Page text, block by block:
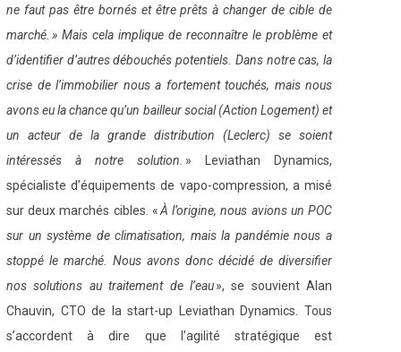
ne faut pas être bornés et être prêts à changer de cible de
marché. » Mais cela implique de reconnaître le problème et
d’identifier d’autres débouchés potentiels. Dans notre cas, la
crise de l’immobilier nous a fortement touchés, mais nous
avons eu la chance qu’un bailleur social (Action Logement) et
un acteur de la grande distribution (Leclerc) se soient
intéressés à notre solution. » Leviathan Dynamics,
spécialiste d’équipements de vapo-compression, a misé
sur deux marchés cibles. «À l’origine, nous avions un POC
sur un système de climatisation, mais la pandémie nous a
stoppé le marché. Nous avons donc décidé de diversifier
nos solutions au traitement de l’eau», se souvient Alan
Chauvin, CTO de la start-up Leviathan Dynamics. Tous
s’accordent à dire que l’agilité stratégique est